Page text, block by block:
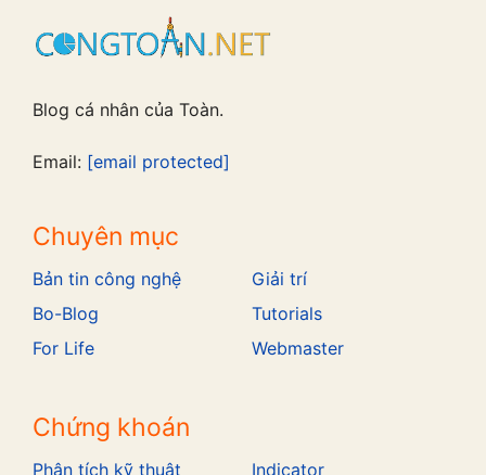
Blog cá nhân của Toàn.
Email: [email protected]
Chuyên mục
Bản tin công nghệ
Bo-Blog
For Life
Giải trí
Tutorials
Webmaster
Chứng khoán
Phân tích kỹ thuật Indicator